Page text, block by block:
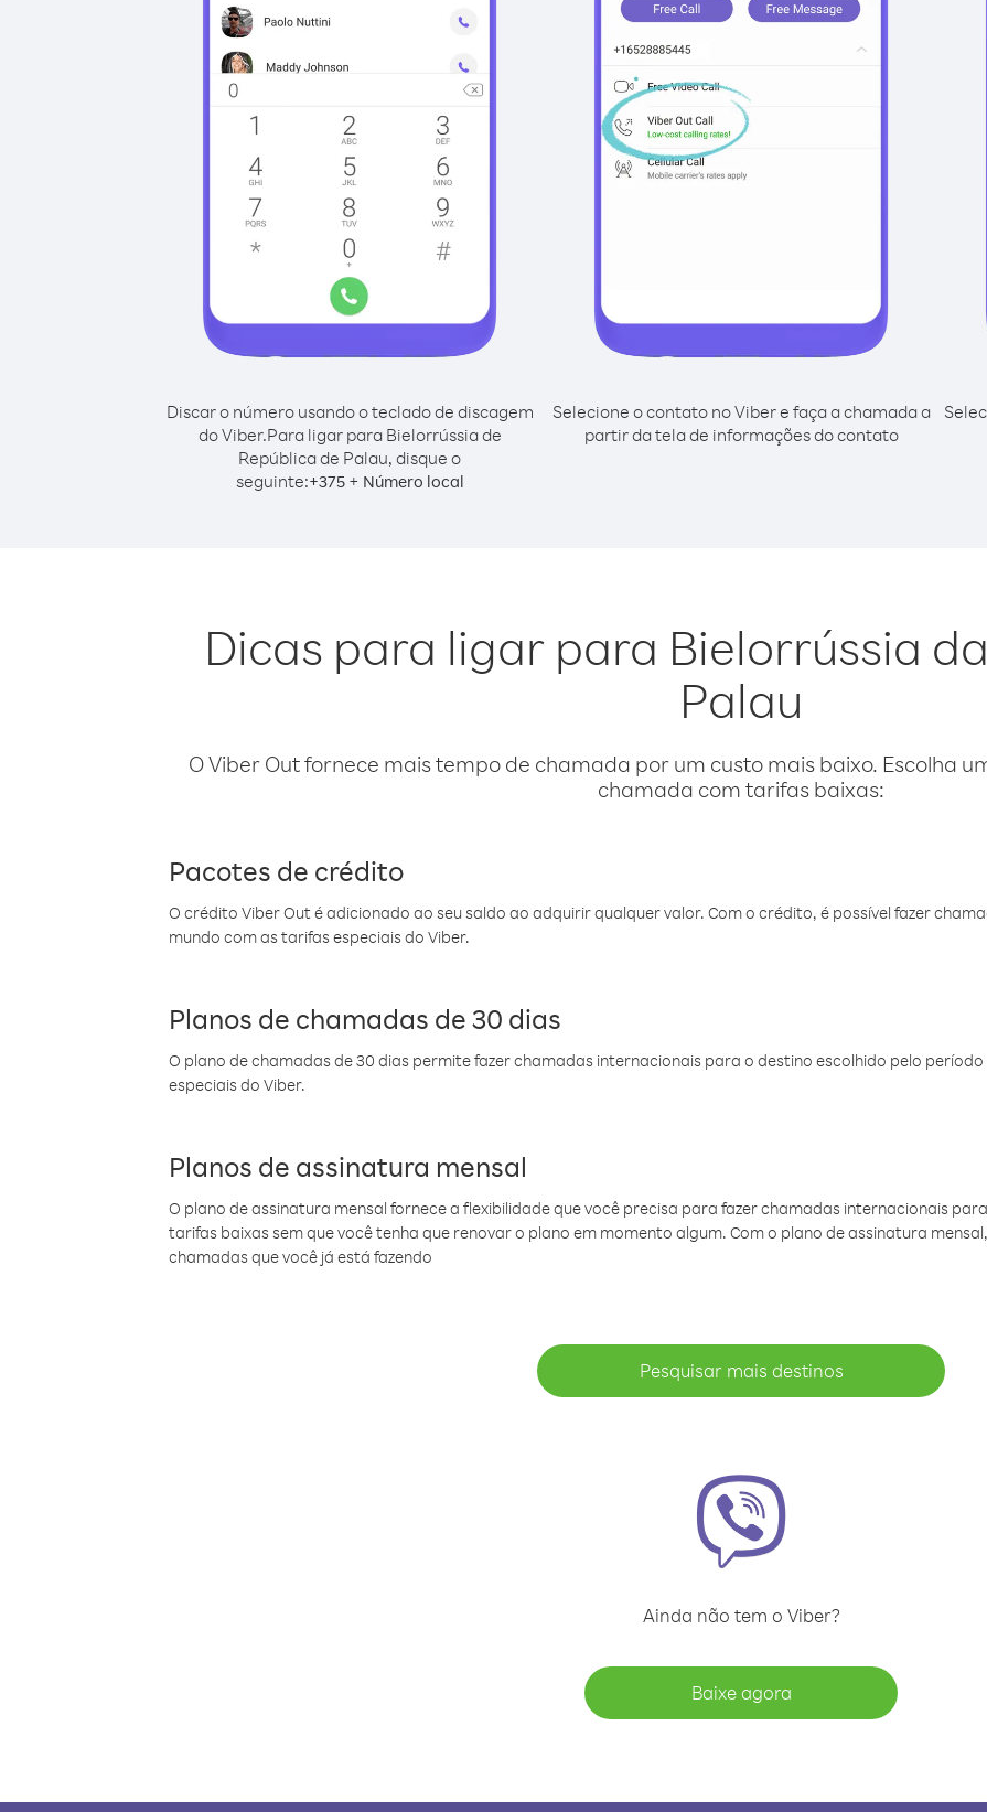
Discar o número usando o teclado de discagem
do Viber.Para ligar para Bielorrússia de
República de Palau, disque o
seguinte:+375+ Número local
Selecione o contato no Viber e faça a chamada a
partir da tela de informações do contato
Dicas para ligar para Bielorrússia
Palau
O Viber Out fornece mais tempo de chamada por um custo mais baixo. Escolha
chamada com tarifas baixas:
Pacotes de crédito
O crédito Viber Out é adicionado ao seu saldo ao adquirir qualquer valor. Com o crédito, é possível fazer
mundo com as tarifas especiais do Viber.
Planos de chamadas de 30 dias
O plano de chamadas de 30 dias permite fazer chamadas internacionais para o destino escolhido pelo
especiais do Viber.
Planos de assinatura mensal
O plano de assinatura mensal fornece a flexibilidade que você precisa para fazer chamadas internacionais
tarifas baixas sem que você tenha que renovar o plano em momento algum. Com o plano de assinatura
chamadas que você já está fazendo
Pesquisar mais destinos
Ainda não tem o Viber?
Baixe agora